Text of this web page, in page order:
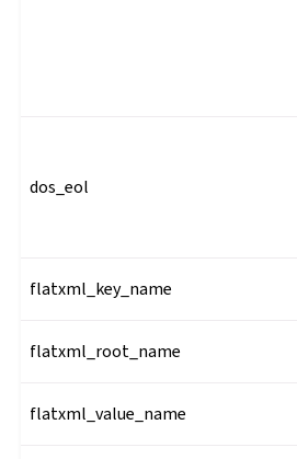
dos_eol
flatxml_key_name
flatxml_root_name
flatxml_value_name